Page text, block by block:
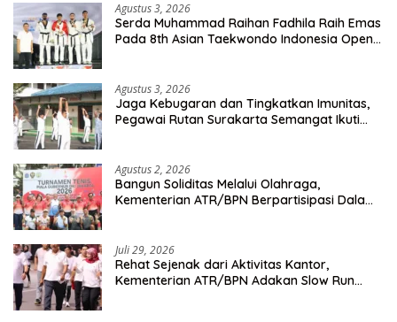
Agustus 3, 2026
Serda Muhammad Raihan Fadhila Raih Emas
Pada 8th Asian Taekwondo Indonesia Open
Agustus 3, 2026
Jaga Kebugaran dan Tingkatkan Imunitas,
Pegawai Rutan Surakarta Semangat Ikuti
Agustus 2, 2026
Bangun Soliditas Melalui Olahraga,
Kementerian ATR/BPN Berpartisipasi Dalam
Juli 29, 2026
Rehat Sejenak dari Aktivitas Kantor,
Kementerian ATR/BPN Adakan Slow Run